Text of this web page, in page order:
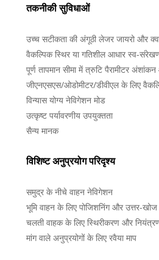
तकनीकी सुविधाओं
उच्च सटीकता की अंगूठी लेजर जायरो और
वैकल्पिक स्थिर या गतिशील आधार स्व-
पूर्ण तापमान सीमा में त्रुटि पैरामीटर
जीएनएसएस/ओडोमीटर/डीवीएल के लिए
विन्यास योग्य नेविगेशन मोड
उत्कृष्ट पर्यावरणीय उपयुक्तता
सैन्य मानक
विशिष्ट अनुप्रयोग परिदृश्य
समुद्र के नीचे वाहन नेविगेशन
भूमि वाहन के लिए पोजिशनिंग और उत्तर-खोज
चलती वाहक के लिए स्थिरीकरण और
मांग वाले अनुप्रयोगों के लिए रवैया माप